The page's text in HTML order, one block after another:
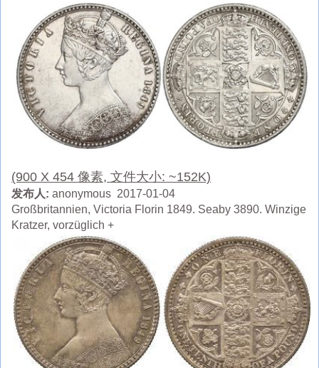
(900 X 454 像素, 文件大小: ~152K)
发布人: anonymous 2017-01-04
Großbritannien, Victoria Florin 1849. Seaby 3890. Winzige
Kratzer, vorzüglich +